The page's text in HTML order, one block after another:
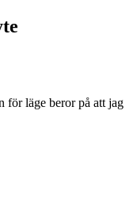
för läge beror på att jag